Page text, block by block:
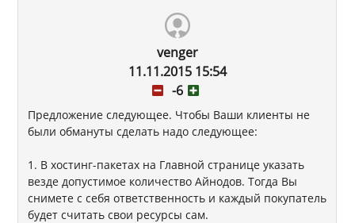
venger
11.11.2015 15:54
-6
Предложение следующее. Чтобы Ваши клиенты не
были обмануты сделать надо следующее:
1. В хостинг-пакетах на Главной странице указать
везде допустимое количество Айнодов. Тогда Вы
снимете с себя ответственность и каждый покупатель
будет считать свои ресурсы сам.